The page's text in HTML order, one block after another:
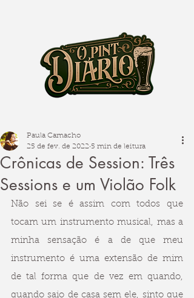
Crônicas de Session: Três
Sessions e um Violão Folk
Paula Camacho
25 de fev. de 2022 5 min de leitura
Não sei se é assim com todos que
tocam um instrumento musical, mas a
minha sensação é a de que meu
instrumento é uma extensão de mim
de tal forma que de vez em quando,
quando saio de casa sem ele, sinto que